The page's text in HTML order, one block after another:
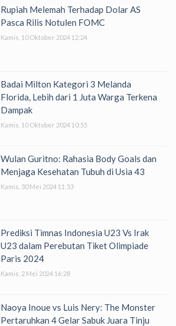
Rupiah Melemah Terhadap Dolar AS
Pasca Rilis Notulen FOMC
Kamis, 10 Oktober 2024 12:24
Badai Milton Kategori 3 Melanda
Florida, Lebih dari 1 Juta Warga Terkena
Dampak
Kamis, 10 Oktober 2024 10:55
Wulan Guritno: Rahasia Body Goals dan
Menjaga Kesehatan Tubuh di Usia 43
Kamis, 30 Mei 2024 11:53
Prediksi Timnas Indonesia U23 Vs Irak
U23 dalam Perebutan Tiket Olimpiade
Paris 2024
Kamis, 2 Mei 2024 16:28
Naoya Inoue vs Luis Nery: The Monster
Pertaruhkan 4 Gelar Sabuk Juara Tinju